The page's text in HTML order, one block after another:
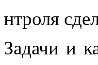
нтроля
Задачи и